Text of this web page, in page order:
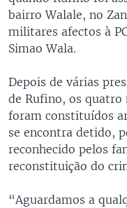
bairro Walale, no
militares afectos à
Simao Wala.
Depois de várias
de Rufino, os
foram constituídos
se encontra detido,
reconhecido pelos
reconstituição do
“Aguardamos a